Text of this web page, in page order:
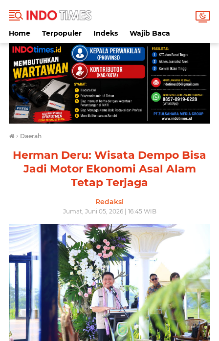
Home Terpopuler Indeks Wajib Baca
› Daerah
Herman Deru: Wisata Dempo Bisa
Jadi Motor Ekonomi Asal Alam
Tetap Terjaga
Redaksi
Jumat, Juni 05, 2026 | 16:45 WIB